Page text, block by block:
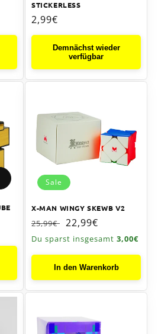
STICKERLESS
Normaler
Preis
2,99€
Demnächst wieder
verfügbar
Sale
X-MAN WINGY SKEWB V2
Normaler
Preis
25,99€ Verkaufspreis
22,99€
Du sparst insgesamt 3,00€
In den Warenkorb